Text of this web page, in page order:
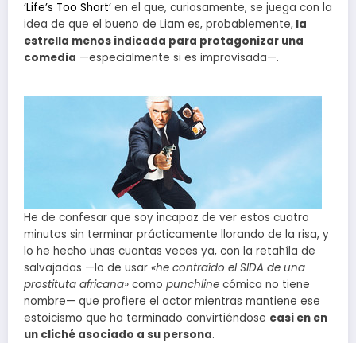
‘Life’s Too Short’ en el que, curiosamente, se juega con la
idea de que el bueno de Liam es, probablemente, la
estrella menos indicada para protagonizar una
comedia —especialmente si es improvisada—.
He de confesar que soy incapaz de ver estos cuatro
minutos sin terminar prácticamente llorando de la risa, y
lo he hecho unas cuantas veces ya, con la retahíla de
salvajadas —lo de usar «he contraído el SIDA de una
prostituta africana» como punchline cómica no tiene
nombre— que profiere el actor mientras mantiene ese
estoicismo que ha terminado convirtiéndose casi en en
un cliché asociado a su persona.